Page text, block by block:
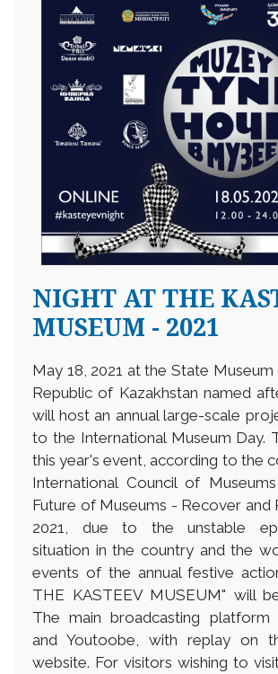
NIGHT AT THE
MUSEUM - 2021
May 18, 2021 at the State
Republic of Kazakhstan named
will host an annual large-scale
to the International Museum Day.
this year's event, according to the
International Council of
Future of Museums - Recover and
2021, due to the unstable
situation in the country and the
events of the annual festive
THE KASTEEV MUSEUM" will
The main broadcasting platform
and Youtoobe, with replay on
website. For visitors wishing to